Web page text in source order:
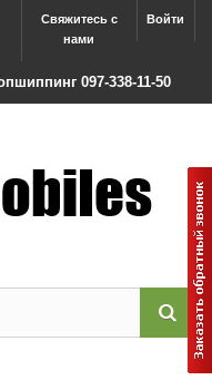
Войти
Свяжитесь с
нами
097-338-11-50